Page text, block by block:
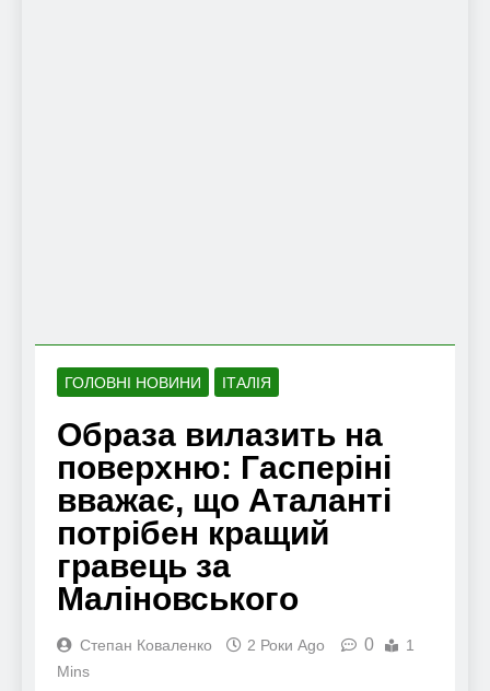
ГОЛОВНІ НОВИНИ ІТАЛІЯ
Образа вилазить на
поверхню: Гасперіні
вважає, що Аталанті
потрібен кращий
гравець за
Маліновського
Степан Коваленко 2 Роки Ago 0
1
Mins